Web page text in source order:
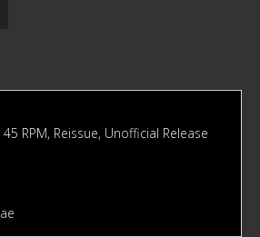
RPM, Reissue, Unofficial Release